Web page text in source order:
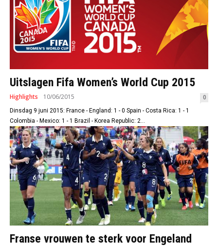
Uitslagen Fifa Women’s World Cup 2015
Highlights 10/06/2015 0
Dinsdag 9 juni 2015: France - England: 1 - 0 Spain - Costa Rica: 1 - 1
Colombia - Mexico: 1 - 1 Brazil - Korea Republic: 2...
Franse vrouwen te sterk voor Engeland